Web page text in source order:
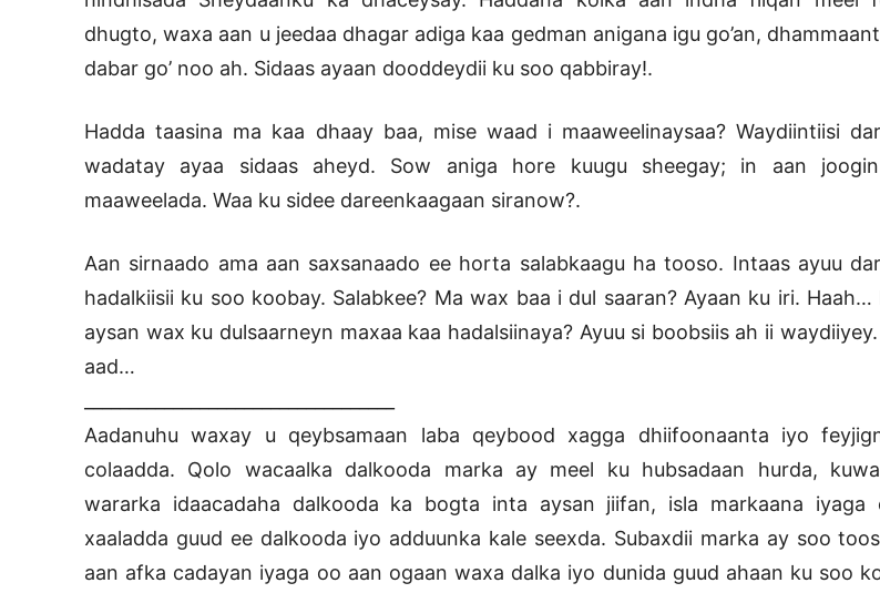
dhugto, waxa aan u jeedaa dhagar adiga kaa gedman anigana igu go’an,
dabar go’ noo ah. Sidaas ayaan dooddeydii ku soo qabbiray!.
Hadda taasina ma kaa dhaay baa, mise waad i maaweelinaysaa? Waydiintiisi
wadatay ayaa sidaas aheyd. Sow aniga hore kuugu sheegay; in aan
maaweelada. Waa ku sidee dareenkaagaan siranow?.
Aan sirnaado ama aan saxsanaado ee horta salabkaagu ha tooso. Intaas ayuu
hadalkiisii ku soo koobay. Salabkee? Ma wax baa i dul saaran? Ayaan ku iri. Haah…
aysan wax ku dulsaarneyn maxaa kaa hadalsiinaya? Ayuu si boobsiis ah ii
aad…
Aadanuhu waxay u qeybsamaan laba qeybood xagga dhiifoonaanta iyo
colaadda. Qolo wacaalka dalkooda marka ay meel ku hubsadaan hurda,
wararka idaacadaha dalkooda ka bogta inta aysan jiifan, isla markaana iyaga
xaaladda guud ee dalkooda iyo adduunka kale seexda. Subaxdii marka ay soo
aan afka cadayan iyaga oo aan ogaan waxa dalka iyo dunida guud ahaan ku soo